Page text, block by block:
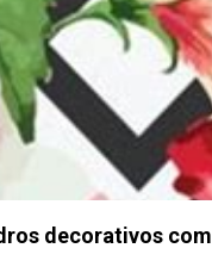
decorativos com